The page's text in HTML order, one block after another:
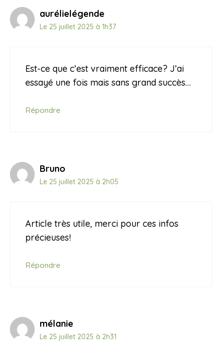
aurélielégende
Le 25 juillet 2025 à 1h37
Est-ce que c’est vraiment efficace? J’ai
essayé une fois mais sans grand succès…
Répondre
Bruno
Le 25 juillet 2025 à 2h05
Article très utile, merci pour ces infos
précieuses!
Répondre
mélanie
Le 25 juillet 2025 à 2h31